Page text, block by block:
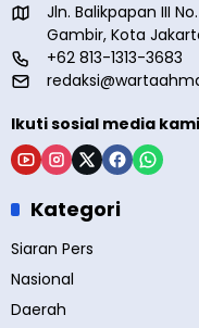
Jln. Balikpapan III
Gambir, Kota
+62 813-1313-3683
Ikuti sosial media kami
Kategori
Siaran Pers
Nasional
Daerah